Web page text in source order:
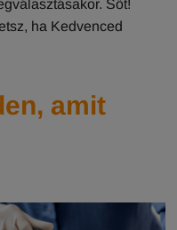
Sőt!
ha Kedvenced
amit